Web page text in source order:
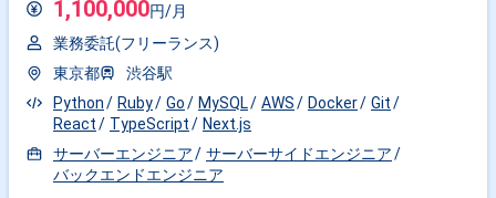
1,100,000円/月
業務委託(フリーランス)
東京都
渋谷駅
Python
Ruby Go MySQL AWS Docker
Git
React
TypeScript
Next.js
サーバーエンジニア
サーバーサイドエンジニア
バックエンドエンジニア